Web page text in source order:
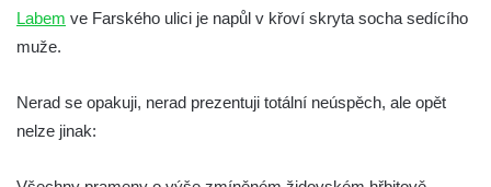
Socha Orel v ZOO Hluboká
Labem ve Farského ulici je napůl v křoví skryta socha sedícího
muže.
Nerad se opakuji, nerad prezentuji totální neúspěch, ale opět
nelze jinak: